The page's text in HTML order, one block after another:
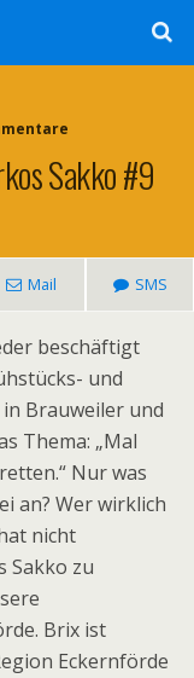
Sakko #9
Mail SMS
beschäftigt
und
Brauweiler und
Thema: „Mal
Nur was
an? Wer wirklich
nicht
Sakko zu
Brix ist
Eckernförde